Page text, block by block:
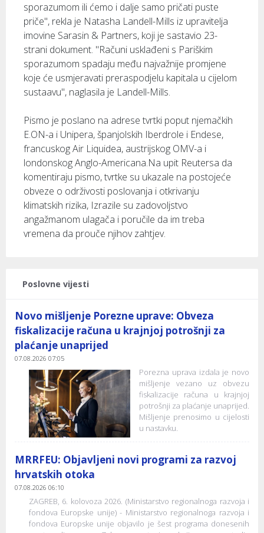
sporazumom ili ćemo i dalje samo pričati puste
priče", rekla je Natasha Landell-Mills iz upravitelja
imovine Sarasin & Partners, koji je sastavio 23-
strani dokument. "Računi usklađeni s Pariškim
sporazumom spadaju među najvažnije promjene
koje će usmjeravati preraspodjelu kapitala u cijelom
sustaavu", naglasila je Landell-Mills.
Pismo je poslano na adrese tvrtki poput njemačkih
E.ON-a i Unipera, španjolskih Iberdrole i Endese,
francuskog Air Liquidea, austrijskog OMV-a i
londonskog Anglo-Americana.Na upit Reutersa da
komentiraju pismo, tvrtke su ukazale na postojeće
obveze o održivosti poslovanja i otkrivanju
klimatskih rizika, Izrazile su zadovoljstvo
angažmanom ulagača i poručile da im treba
vremena da prouče njihov zahtjev.
Poslovne vijesti
Novo mišljenje Porezne uprave: Obveza
fiskalizacije računa u krajnjoj potrošnji za
plaćanje unaprijed
07.08.2026 07:05
Porezna uprava izdala je novo
mišljenje vezano uz obvezu
fiskalizacije računa u krajnjoj
potrošnji za plaćanje unaprijed.
Mišljenje prenosimo u cijelosti
u nastavku.
MRRFEU: Objavljeni novi programi za razvoj
hrvatskih otoka
07.08.2026 06:10
ZAGREB, 6. kolovoza 2026. (Ministarstvo regionalnoga razvoja i
fondova Europske unije) - Ministarstvo regionalnoga razvoja i
fondova Europske unije objavilo je šest programa donesenih